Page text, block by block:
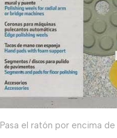
Pasa el ratón por encima